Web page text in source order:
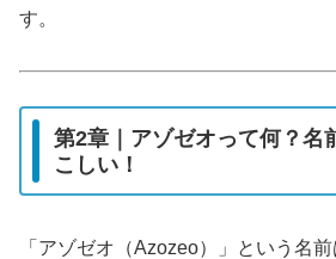
す。
第2章｜アゾゼオって何？名
こしい！
「アゾゼオ（Azozeo）」という名